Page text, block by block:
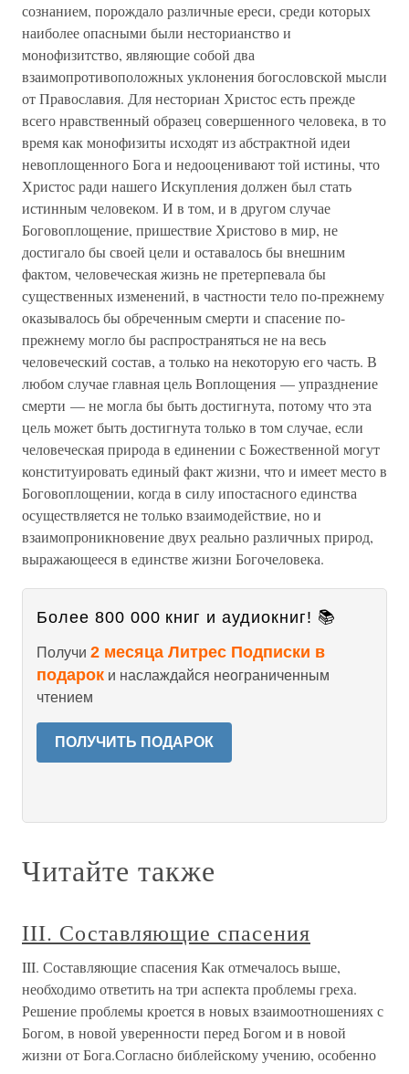
сознанием, порождало различные ереси, среди которых
наиболее опасными были несторианство и
монофизитство, являющие собой два
взаимопротивоположных уклонения богословской мысли
от Православия. Для несториан Христос есть прежде
всего нравственный образец совершенного человека, в то
время как монофизиты исходят из абстрактной идеи
невоплощенного Бога и недооценивают той истины, что
Христос ради нашего Искупления должен был стать
истинным человеком. И в том, и в другом случае
Боговоплощение, пришествие Христово в мир, не
достигало бы своей цели и оставалось бы внешним
фактом, человеческая жизнь не претерпевала бы
существенных изменений, в частности тело по-прежнему
оказывалось бы обреченным смерти и спасение по-
прежнему могло бы распространяться не на весь
человеческий состав, а только на некоторую его часть. В
любом случае главная цель Воплощения — упразднение
смерти — не могла бы быть достигнута, потому что эта
цель может быть достигнута только в том случае, если
человеческая природа в единении с Божественной могут
конституировать единый факт жизни, что и имеет место в
Боговоплощении, когда в силу ипостасного единства
осуществляется не только взаимодействие, но и
взаимопроникновение двух реально различных природ,
выражающееся в единстве жизни Богочеловека.
Более 800 000 книг и аудиокниг! 📚
Получи 2 месяца Литрес Подписки в
подарок и наслаждайся неограниченным
чтением
ПОЛУЧИТЬ ПОДАРОК
Читайте также
III. Составляющие спасения
III. Составляющие спасения Как отмечалось выше,
необходимо ответить на три аспекта проблемы греха.
Решение проблемы кроется в новых взаимоотношениях с
Богом, в новой уверенности перед Богом и в новой
жизни от Бога.Согласно библейскому учению, особенно